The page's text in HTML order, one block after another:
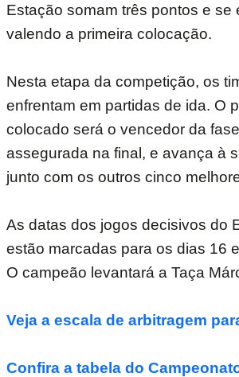
Estação somam três pontos e se
valendo a primeira colocação.
Nesta etapa da competição, os
enfrentam em partidas de ida. O
colocado será o vencedor da
assegurada na final, e avança à
junto com os outros cinco
As datas dos jogos decisivos do
estão marcadas para os dias 16
O campeão levantará a Taça
Veja a escala de arbitragem
Confira a tabela do